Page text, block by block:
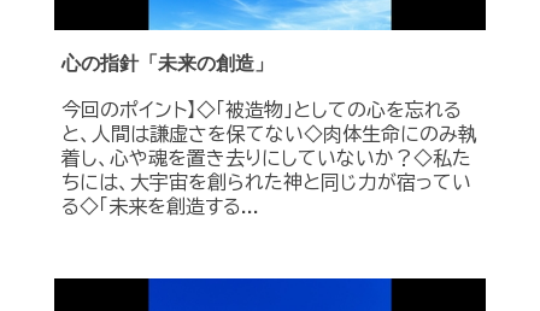
心の指針「未来の創造」
今回のポイント】◇「被造物」としての心を忘れる
と、人間は謙虚さを保てない◇肉体生命にのみ執
着し、心や魂を置き去りにしていないか？◇私た
ちには、大宇宙を創られた神と同じ力が宿ってい
る◇「未来を創造する...